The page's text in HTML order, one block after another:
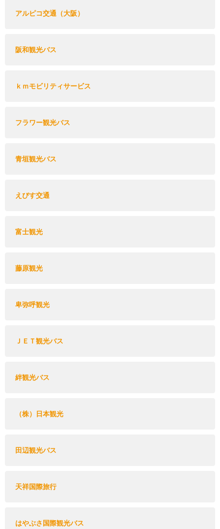
アルピコ交通（大阪）
阪和観光バス
ｋｍモビリティサービス
フラワー観光バス
青垣観光バス
えびす交通
富士観光
藤原観光
卑弥呼観光
ＪＥＴ観光バス
絆観光バス
（株）日本観光
田辺観光バス
天祥国際旅行
はやぶさ国際観光バス